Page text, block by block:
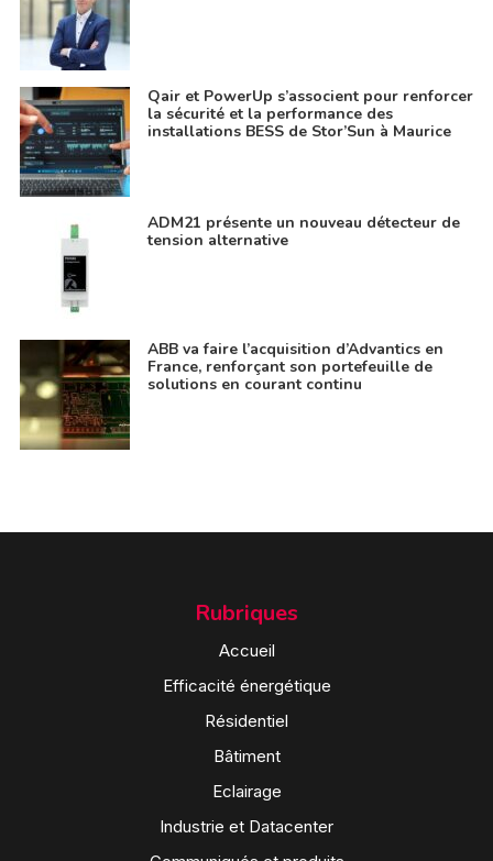
Qair et PowerUp s’associent pour renforcer
la sécurité et la performance des
installations BESS de Stor’Sun à Maurice
ADM21 présente un nouveau détecteur de
tension alternative
ABB va faire l’acquisition d’Advantics en
France, renforçant son portefeuille de
solutions en courant continu
Rubriques
Accueil
Efficacité énergétique
Résidentiel
Bâtiment
Eclairage
Industrie et Datacenter